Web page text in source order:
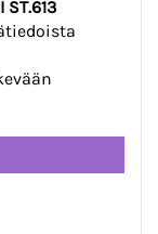
ST.613